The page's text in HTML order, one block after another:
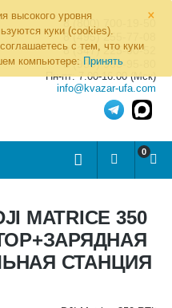
×
высокого уровня
куки (cookies).
с тем, что куки
компьютере: Принять
8 (800) 700-19-50
8 (495) 255-77-08
8 (347) 225-00-52
8 (986) 963-95-80
Пн-пт: 7.00-16.00 (Мск)
info@kvazar-ufa.com
0
MATRICE 350
СТАНЦИЯ